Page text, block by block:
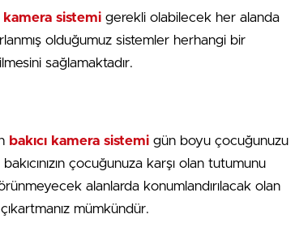
kamera sistemi gerekli olabilecek her alanda
olduğumuz sistemler herhangi bir
sağlamaktadır.
bakıcı kamera sistemi gün boyu çocuğunuzu
çocuğunuza karşı olan tutumunu
alanlarda konumlandırılacak olan
mümkündür.